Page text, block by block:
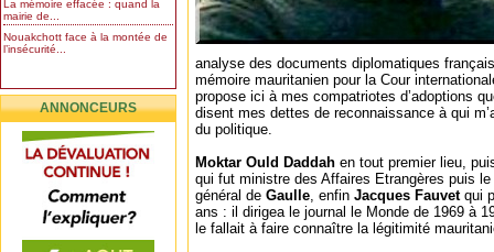
La mémoire effacée : quand la
mairie de...
Nouakchott face à la montée de
l’insécurité...
ANNONCEURS
analyse des documents diplomatiques
mémoire mauritanien pour la Cour
propose ici à mes compatriotes d’adoptions
disent mes dettes de reconnaissance à qui
du politique.
Moktar Ould Daddah en tout premier lieu,
qui fut ministre des Affaires Etrangères puis
général de Gaulle, enfin Jacques Fauvet qui
ans : il dirigea le journal le Monde de 1969 à
le fallait à faire connaître la légitimité